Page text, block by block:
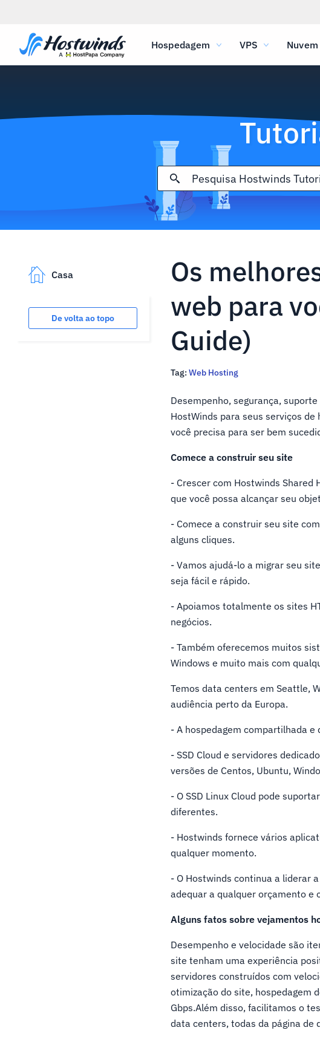
Hospedagem VPS Nuvem
Casa
De volta ao topo
Os
web para
Guide)
Tag: Web Hosting
Desempenho, segurança,
HostWinds para seus serviços
você precisa para ser bem
Comece a construir seu site
- Crescer com Hostwinds Shared
que você possa alcançar seu
- Comece a construir seu site
alguns cliques.
- Vamos ajudá-lo a migrar seu
seja fácil e rápido.
- Apoiamos totalmente os sites
negócios.
- Também oferecemos muitos
Windows e muito mais com
Temos data centers em Seattle,
audiência perto da Europa.
- A hospedagem compartilhada e
- SSD Cloud e servidores
versões de Centos, Ubuntu,
- O SSD Linux Cloud pode
diferentes.
- Hostwinds fornece vários
qualquer momento.
- O Hostwinds continua a liderar
adequar a qualquer orçamento e
Alguns fatos sobre vejamentos
Desempenho e velocidade são
site tenham uma experiência
servidores construídos com
otimização do site, hospedagem
Gbps.Além disso, facilitamos o
data centers, todas da página de